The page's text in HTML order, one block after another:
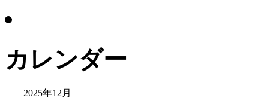
カレンダー
2025年12月